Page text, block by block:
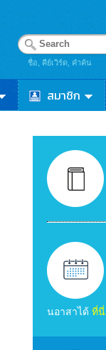
ชื่อ, คีย์เวิร์ด, คำค้น
สมาชิก
นอาสาได้ ที่นี่